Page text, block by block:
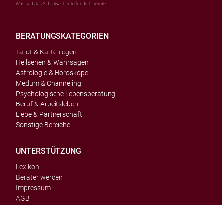
BERATUNGSKATEGORIEN
Tarot & Kartenlegen
Hellsehen & Wahrsagen
Astrologie & Horoskope
Medum & Channeling
Psychologische Lebensberatung
Beruf & Arbeitsleben
Liebe & Partnerschaft
Sonstige Bereiche
UNTERSTÜTZUNG
Lexikon
Berater werden
Impressum
AGB